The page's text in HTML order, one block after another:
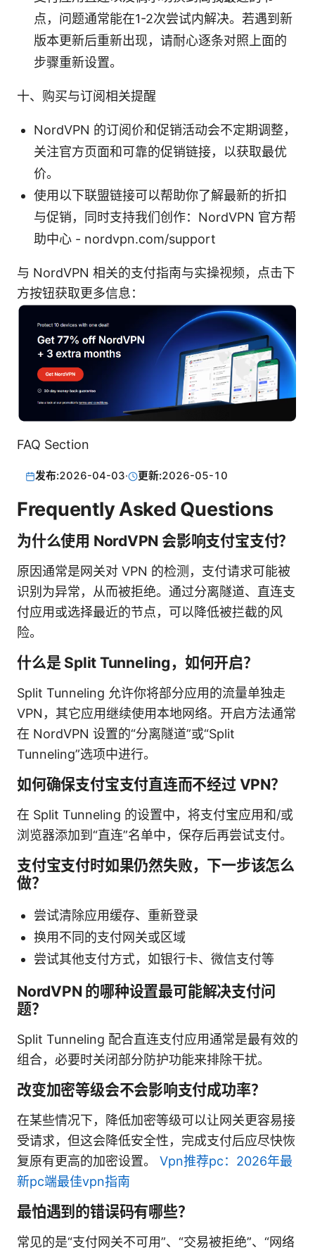
点，问题通常能在1-2次尝试内解决。若遇到新
版本更新后重新出现，请耐心逐条对照上面的
步骤重新设置。
十、购买与订阅相关提醒
NordVPN 的订阅价和促销活动会不定期调整，
关注官方页面和可靠的促销链接，以获取最优
价。
使用以下联盟链接可以帮助你了解最新的折扣
与促销，同时支持我们创作：NordVPN 官方帮
助中心 - nordvpn.com/support
与 NordVPN 相关的支付指南与实操视频，点击下
方按钮获取更多信息：
FAQ Section
发布:2026-04-03· 更新:2026-05-10
Frequently Asked Questions
为什么使用 NordVPN 会影响支付宝支付？
原因通常是网关对 VPN 的检测，支付请求可能被
识别为异常，从而被拒绝。通过分离隧道、直连支
付应用或选择最近的节点，可以降低被拦截的风
险。
什么是 Split Tunneling，如何开启？
Split Tunneling 允许你将部分应用的流量单独走
VPN，其它应用继续使用本地网络。开启方法通常
在 NordVPN 设置的“分离隧道”或“Split
Tunneling”选项中进行。
如何确保支付宝支付直连而不经过 VPN？
在 Split Tunneling 的设置中，将支付宝应用和/或
浏览器添加到“直连”名单中，保存后再尝试支付。
支付宝支付时如果仍然失败，下一步该怎么
做？
尝试清除应用缓存、重新登录
换用不同的支付网关或区域
尝试其他支付方式，如银行卡、微信支付等
NordVPN 的哪种设置最可能解决支付问
题？
Split Tunneling 配合直连支付应用通常是最有效的
组合，必要时关闭部分防护功能来排除干扰。
改变加密等级会不会影响支付成功率？
在某些情况下，降低加密等级可以让网关更容易接
受请求，但这会降低安全性，完成支付后应尽快恢
复原有更高的加密设置。 Vpn推荐pc：2026年最
新pc端最佳vpn指南
最怕遇到的错误码有哪些？
常见的是“支付网关不可用”、“交易被拒绝”、“网络